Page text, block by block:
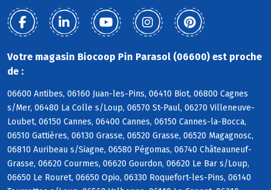
Votre magasin Biocoop Pin Parasol (06600) est proche
de :
06600 Antibes, 06160 Juan-les-Pins, 06410 Biot, 06800 Cagnes
s/Mer, 06480 La Colle s/Loup, 06570 St-Paul, 06270 Villeneuve-
Loubet, 06150 Cannes, 06400 Cannes, 06150 Cannes-la-Bocca,
06510 Gattières, 06130 Grasse, 06520 Grasse, 06520 Magagnosc,
06810 Auribeau s/Siagne, 06580 Pégomas, 06740 Châteauneuf-
Grasse, 06620 Courmes, 06620 Gourdon, 06620 Le Bar s/Loup,
06650 Le Rouret, 06650 Opio, 06330 Roquefort-les-Pins, 06140